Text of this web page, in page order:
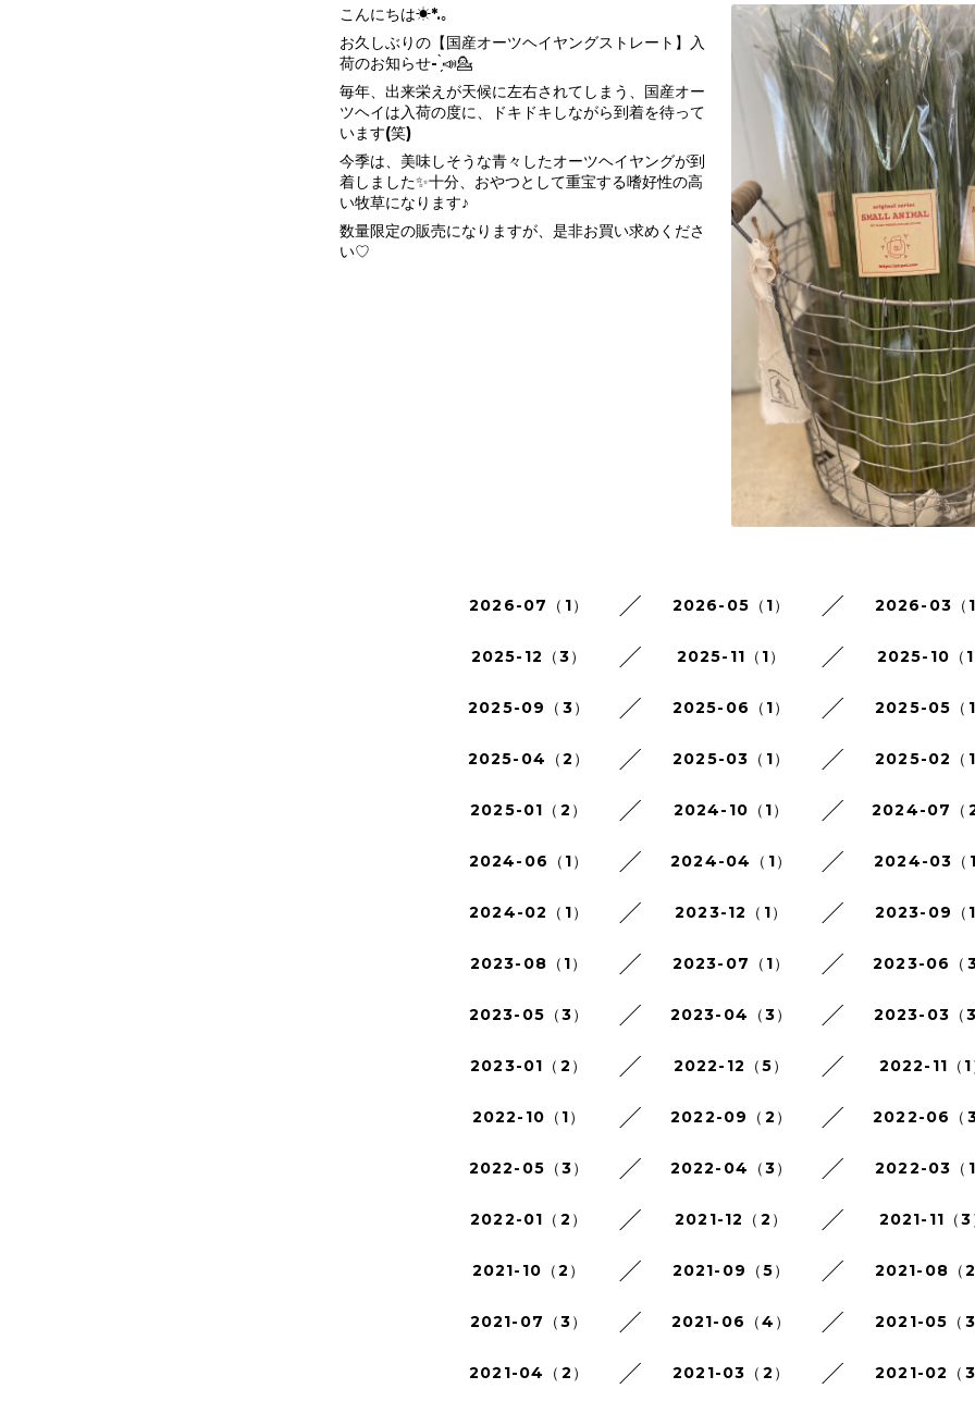
こんにちは☀︎*.｡
お久しぶりの【国産オーツヘイヤングストレート】入
荷のお知らせ- ̗̀📣💁
毎年、出来栄えが天候に左右されてしまう、国産オー
ツヘイは入荷の度に、ドキドキしながら到着を待って
います(笑)
今季は、美味しそうな青々したオーツヘイヤングが到
着しました✨十分、おやつとして重宝する嗜好性の高
い牧草になります♪
数量限定の販売になりますが、是非お買い求めくださ
い♡
2026-07（1） 2026-05（1） 2026-03（1
2025-12（3） 2025-11（1） 2025-10（1
2025-09（3） 2025-06（1） 2025-05（1
2025-04（2） 2025-03（1） 2025-02（1
2025-01（2） 2024-10（1） 2024-07（2
2024-06（1） 2024-04（1） 2024-03（1
2024-02（1） 2023-12（1） 2023-09（1
2023-08（1） 2023-07（1） 2023-06（3
2023-05（3） 2023-04（3） 2023-03（3
2023-01（2） 2022-12（5） 2022-11（1
2022-10（1） 2022-09（2） 2022-06（3
2022-05（3） 2022-04（3） 2022-03（1
2022-01（2） 2021-12（2） 2021-11（3
2021-10（2） 2021-09（5） 2021-08（2
2021-07（3） 2021-06（4） 2021-05（3
2021-04（2） 2021-03（2） 2021-02（3